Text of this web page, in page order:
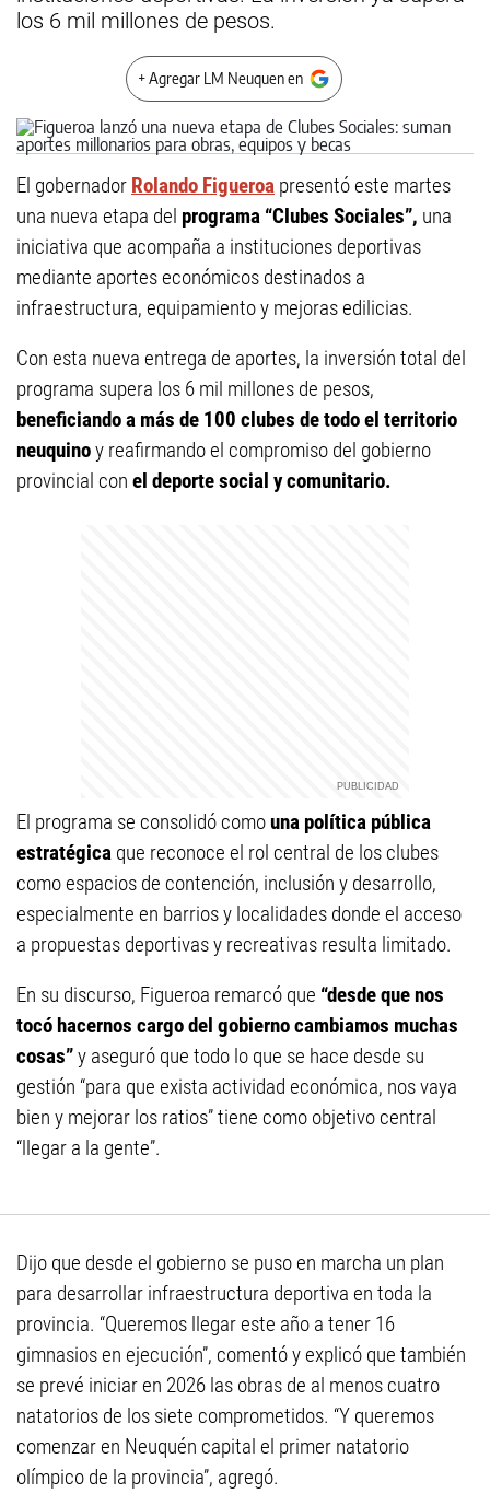
los 6 mil millones de pesos.
+ Agregar LM Neuquen en
El gobernador Rolando Figueroa presentó este martes
una nueva etapa del programa “Clubes Sociales”, una
iniciativa que acompaña a instituciones deportivas
mediante aportes económicos destinados a
infraestructura, equipamiento y mejoras edilicias.
Con esta nueva entrega de aportes, la inversión total del
programa supera los 6 mil millones de pesos,
beneficiando a más de 100 clubes de todo el territorio
neuquinoy reafirmando el compromiso del gobierno
provincial con el deporte social y comunitario.
El programa se consolidó comouna política pública
estratégica que reconoce el rol central de los clubes
como espacios de contención, inclusión y desarrollo,
especialmente en barrios y localidades donde el acceso
a propuestas deportivas y recreativas resulta limitado.
En su discurso, Figueroa remarcó que “desde que nos
tocó hacernos cargo del gobierno cambiamos muchas
cosas”y aseguró que todo lo que se hace desde su
gestión “para que exista actividad económica, nos vaya
bien y mejorar los ratios” tiene como objetivo central
“llegar a la gente”.
Dijo que desde el gobierno se puso en marcha un plan
para desarrollar infraestructura deportiva en toda la
provincia. “Queremos llegar este año a tener 16
gimnasios en ejecución”, comentó y explicó que también
se prevé iniciar en 2026 las obras de al menos cuatro
natatorios de los siete comprometidos. “Y queremos
comenzar en Neuquén capital el primer natatorio
olímpico de la provincia”, agregó.